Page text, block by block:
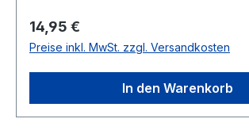
Regulärer Preis:
14,95 €
Preise inkl. MwSt. zzgl. Versandkosten
In den Warenkorb